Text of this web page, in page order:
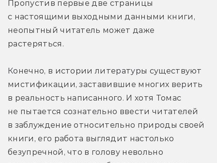
Пропустив первые две страницы
с настоящими выходными данными книги,
неопытный читатель может даже
растеряться.
Конечно, в истории литературы существуют
мистификации, заставившие многих верить
в реальность написанного. И хотя Томас
не пытается сознательно ввести читателей
в заблуждение относительно природы своей
книги, его работа выглядит настолько
безупречной, что в голову невольно